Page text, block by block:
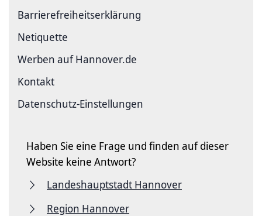
Barriere­freiheits­erklärung
Netiquette
Werben auf Hannover.de
Kontakt
Datenschutz-Einstellungen
Haben Sie eine Frage und finden auf dieser
Website keine Antwort?
Landeshauptstadt Hannover
Region Hannover